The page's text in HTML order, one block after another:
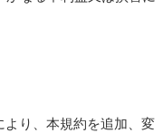
り、本規約を追加、変